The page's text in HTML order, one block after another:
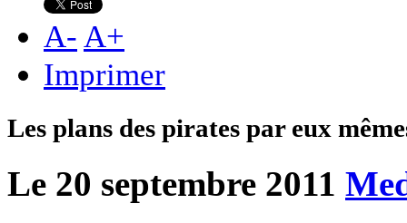
A- A+
Imprimer
Les plans des pirates par eux
Le 20 septembre 2011